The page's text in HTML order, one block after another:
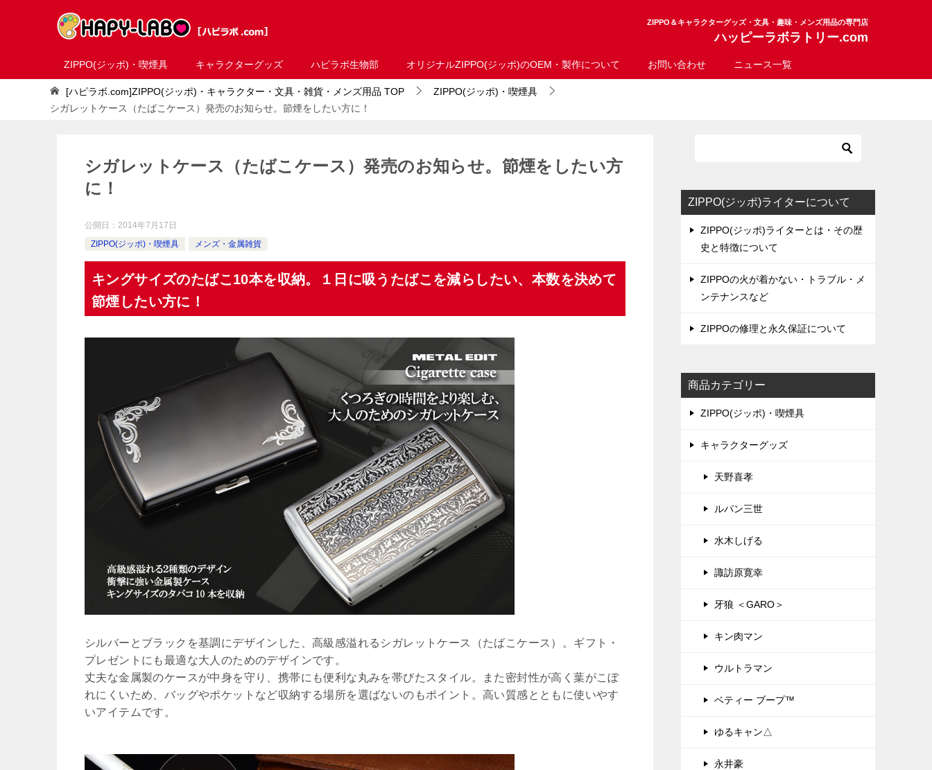
ZIPPO＆キャラクターグッズ・文具・趣味・メンズ用品の専門店
ハッピーラボラトリー.com
ZIPPO(ジッポ)・喫煙具 キャラクターグッズ ハピラボ生物部 オリジナルZIPPO(ジッポ)のOEM・製作について お問い合わせ ニュース一覧
[ハピラボ.com]ZIPPO(ジッポ)・キャラクター・文具・雑貨・メンズ用品 TOP
ZIPPO(ジッポ)・喫煙具
シガレットケース（たばこケース）発売のお知らせ。節煙をしたい方に！
シガレットケース（たばこケース）発売のお知らせ。節煙をしたい方
に！
公開日： 2014年7月17日
ZIPPO(ジッポ)・喫煙具
メンズ・金属雑貨
キングサイズのたばこ10本を収納。１日に吸うたばこを減らしたい、本数を決めて
節煙したい方に！
シルバーとブラックを基調にデザインした、高級感溢れるシガレットケース（たばこケース）。ギフト・
プレゼントにも最適な大人のためのデザインです。
丈夫な金属製のケースが中身を守り、携帯にも便利な丸みを帯びたスタイル。また密封性が高く葉がこぼ
れにくいため、バッグやポケットなど収納する場所を選ばないのもポイント。高い質感とともに使いやす
いアイテムです。
ZIPPO(ジッポ)ライターについて
ZIPPO(ジッポ)ライターとは・その歴
史と特徴について
ZIPPOの火が着かない・トラブル・メ
ンテナンスなど
ZIPPOの修理と永久保証について
商品カテゴリー
ZIPPO(ジッポ)・喫煙具
キャラクターグッズ
天野喜孝
ルパン三世
水木しげる
諏訪原寛幸
牙狼 ＜GARO＞
キン肉マン
ウルトラマン
ベティー ブープ™
ゆるキャン△
永井豪